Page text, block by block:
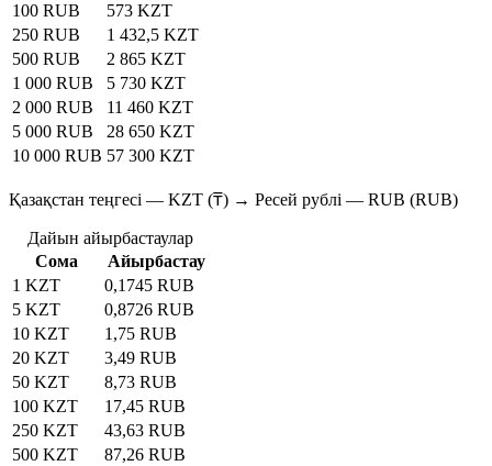
100 RUB
573 KZT
250 RUB
1 432,5 KZT
500 RUB
2 865 KZT
1 000 RUB
5 730 KZT
2 000 RUB
11 460 KZT
5 000 RUB
28 650 KZT
10 000 RUB 57 300 KZT
Қазақстан теңгесі — KZT (₸) → Ресей рублі — RUB (RUB)
Дайын айырбастаулар
Сома
Айырбастау
1 KZT
0,1745 RUB
5 KZT
0,8726 RUB
10 KZT
1,75 RUB
20 KZT
3,49 RUB
50 KZT
8,73 RUB
100 KZT
17,45 RUB
250 KZT
43,63 RUB
500 KZT
87,26 RUB